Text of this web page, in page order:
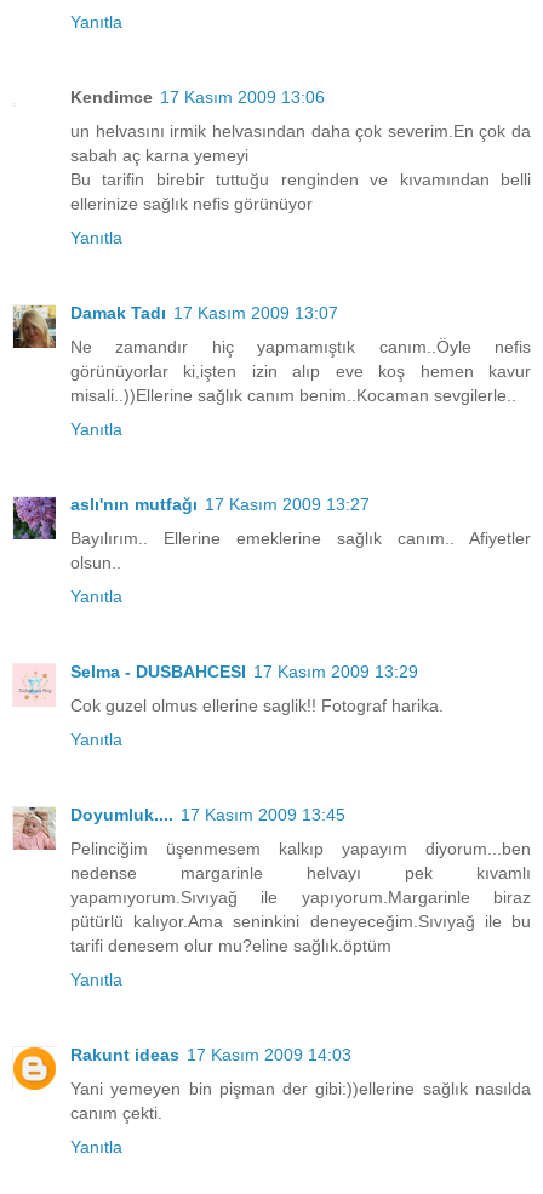
Yanıtla
Kendimce 17 Kasım 2009 13:06
un helvasını irmik helvasından daha çok severim.En çok da
sabah aç karna yemeyi
Bu tarifin birebir tuttuğu renginden ve kıvamından belli
ellerinize sağlık nefis görünüyor
Yanıtla
Damak Tadı 17 Kasım 2009 13:07
Ne zamandır hiç yapmamıştık canım..Öyle nefis
görünüyorlar ki,işten izin alıp eve koş hemen kavur
misali..))Ellerine sağlık canım benim..Kocaman sevgilerle..
Yanıtla
aslı'nın mutfağı 17 Kasım 2009 13:27
Bayılırım.. Ellerine emeklerine sağlık canım.. Afiyetler
olsun..
Yanıtla
Selma - DUSBAHCESI 17 Kasım 2009 13:29
Cok guzel olmus ellerine saglik!! Fotograf harika.
Yanıtla
Doyumluk.... 17 Kasım 2009 13:45
Pelinciğim üşenmesem kalkıp yapayım diyorum...ben
nedense margarinle helvayı pek kıvamlı
yapamıyorum.Sıvıyağ ile yapıyorum.Margarinle biraz
pütürlü kalıyor.Ama seninkini deneyeceğim.Sıvıyağ ile bu
tarifi denesem olur mu?eline sağlık.öptüm
Yanıtla
Rakunt ideas 17 Kasım 2009 14:03
Yani yemeyen bin pişman der gibi:))ellerine sağlık nasılda
canım çekti.
Yanıtla